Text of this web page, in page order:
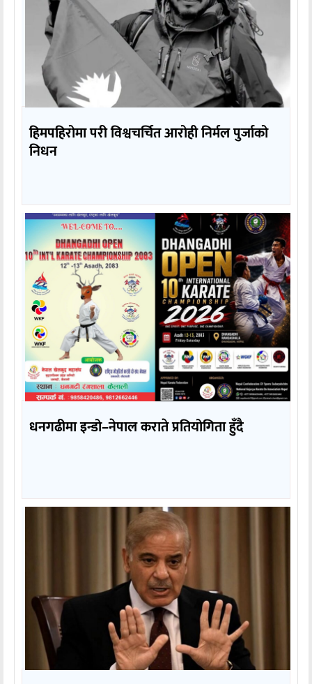
हिमपहिरोमा परी विश्वचर्चित आरोही निर्मल पुर्जाको
निधन
धनगढीमा इन्डो–नेपाल कराते प्रतियोगिता हुँदै